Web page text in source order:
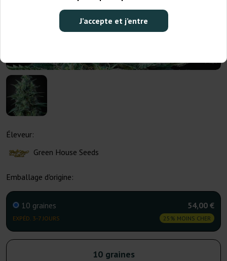
J’accepte et j’entre
Éleveur:
Green House Seeds
Emballage d'origine:
10 graines
EXPÉD. 3-7 JOURS
54,00 €
25% MOINS CHER
10 graines